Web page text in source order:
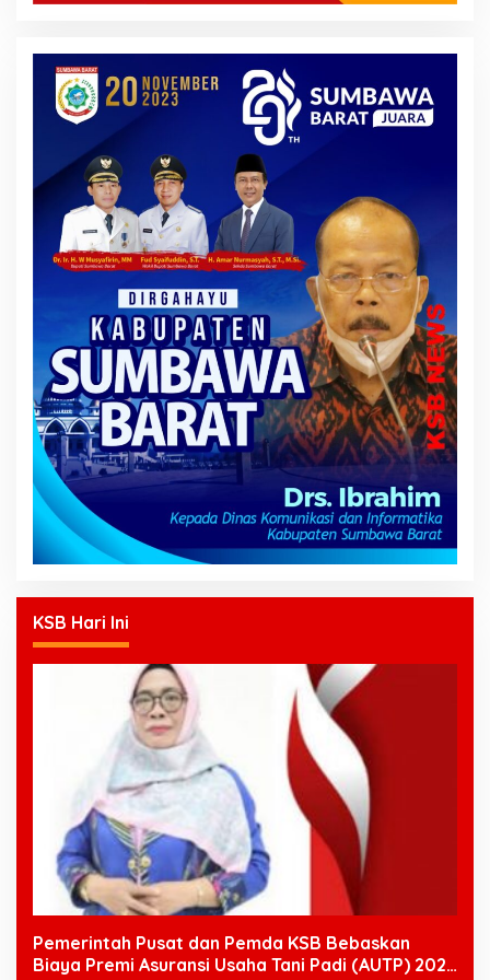
KSB Hari Ini
Pemerintah Pusat dan Pemda KSB Bebaskan
Biaya Premi Asuransi Usaha Tani Padi (AUTP) 2026